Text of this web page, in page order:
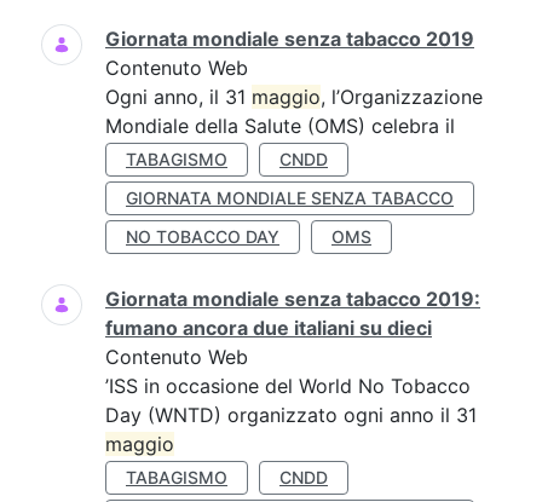
Giornata mondiale senza tabacco 2019
Contenuto Web
Ogni anno, il 31 maggio, l’Organizzazione
Mondiale della Salute (OMS) celebra il
TABAGISMO
CNDD
GIORNATA MONDIALE SENZA TABACCO
NO TOBACCO DAY
OMS
Giornata mondiale senza tabacco 2019:
fumano ancora due italiani su dieci
Contenuto Web
’ISS in occasione del World No Tobacco
Day (WNTD) organizzato ogni anno il 31
maggio
TABAGISMO
CNDD